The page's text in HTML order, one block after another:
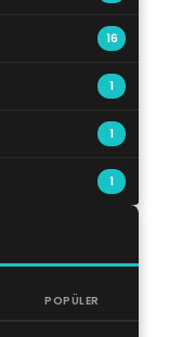
16
1
1
1
POPÜLER